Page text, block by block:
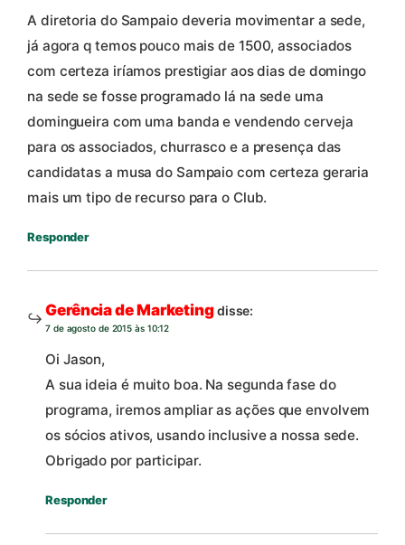
A diretoria do Sampaio deveria movimentar a sede,
já agora q temos pouco mais de 1500, associados
com certeza iríamos prestigiar aos dias de domingo
na sede se fosse programado lá na sede uma
domingueira com uma banda e vendendo cerveja
para os associados, churrasco e a presença das
candidatas a musa do Sampaio com certeza geraria
mais um tipo de recurso para o Club.
Responder
Gerência de Marketingdisse:
7 de agosto de 2015 às 10:12
Oi Jason,
A sua ideia é muito boa. Na segunda fase do
programa, iremos ampliar as ações que envolvem
os sócios ativos, usando inclusive a nossa sede.
Obrigado por participar.
Responder